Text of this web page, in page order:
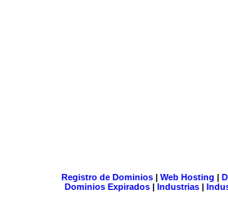
Registro de Dominios| Web Hosting |
Dominios Expirados | Industrias |